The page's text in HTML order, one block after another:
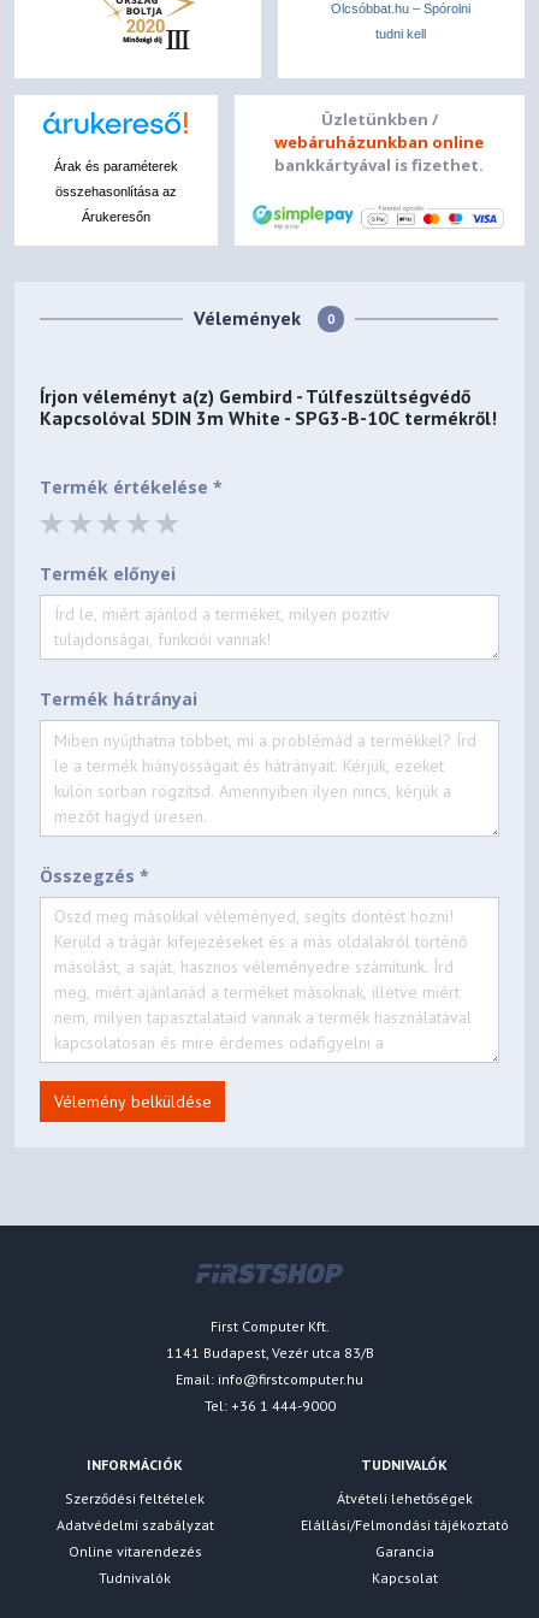
Olcsóbbat.hu – Spórolni
tudni kell
Árak és paraméterek
összehasonlítása az
Árukeresőn
Üzletünkben /
webáruházunkban online
bankkártyával is fizethet.
Vélemények 0
Írjon véleményt a(z) Gembird - Túlfeszültségvédő
Kapcsolóval 5DIN 3m White - SPG3-B-10C termékről!
Termék értékelése *
Termék előnyei
Termék hátrányai
Összegzés *
Vélemény belküldése
First Computer Kft.
1141 Budapest, Vezér utca 83/B
Email: info@firstcomputer.hu
Tel: +36 1 444-9000
INFORMÁCIÓK
Szerződési feltételek
Adatvédelmi szabályzat
Online vitarendezés
Tudnivalók
TUDNIVALÓK
Átvételi lehetőségek
Elállási/Felmondási tájékoztató
Garancia
Kapcsolat